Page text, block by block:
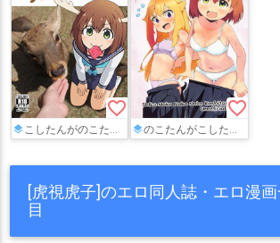
favorite_border
こしたんがのこたんの軟化した角で拘束されて…取り外した角チ◯ポを餡子に挿入されて処女膜を破られちゃう!!
favorite_border
のこたんがこしたんにHな誕プレ!!ツノをおま◯こに挿入して処女を卒業させてあげる♡
[虎視虎子]のエロ同人誌・エロ漫
目